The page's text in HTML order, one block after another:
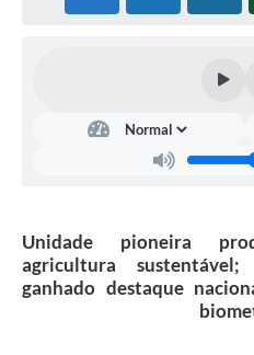
Unidade pioneira
agricultura
ganhado destaque